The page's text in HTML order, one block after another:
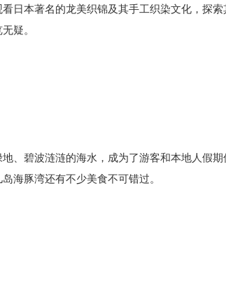
看日本著名的龙美织锦及其手工织染文化，探索
无疑。
、碧波涟涟的海水，成为了游客和本地人假期
海豚湾还有不少美食不可错过。